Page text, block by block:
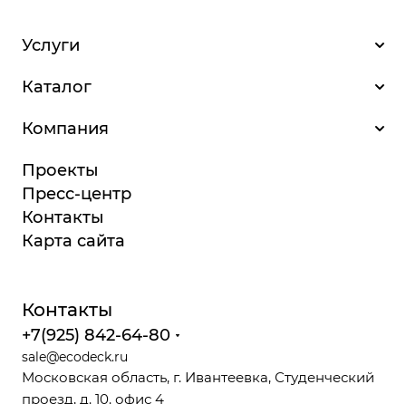
Услуги
Каталог
Компания
Проекты
Пресс-центр
Контакты
Карта сайта
Контакты
+7(925) 842-64-80
sale@ecodeck.ru
Московская область, г. Ивантеевка, Студенческий
проезд, д. 10. офис 4